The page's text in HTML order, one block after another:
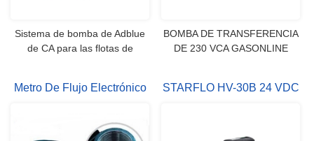
Sistema de bomba de Adblue
de CA para las flotas de
BOMBA DE TRANSFERENCIA
DE 230 VCA GASONLINE
Metro De Flujo Electrónico
De Flujo
STARFLO HV-30B 24 VDC